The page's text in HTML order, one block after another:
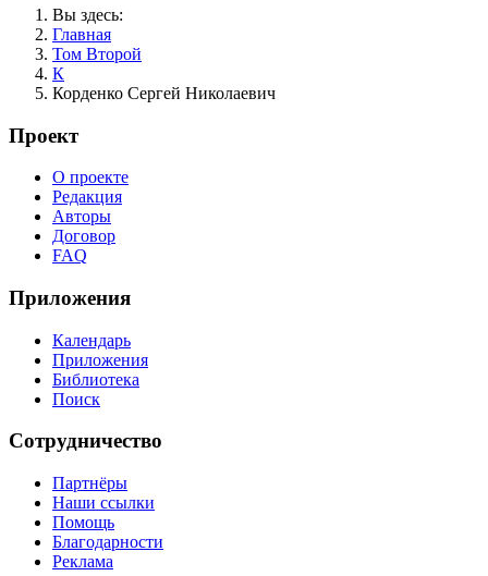
Вы здесь:
Главная
Том Второй
К
Корденко Сергей Николаевич
Проект
О проекте
Редакция
Авторы
Договор
FAQ
Приложения
Календарь
Приложения
Библиотека
Поиск
Сотрудничество
Партнёры
Наши ссылки
Помощь
Благодарности
Реклама